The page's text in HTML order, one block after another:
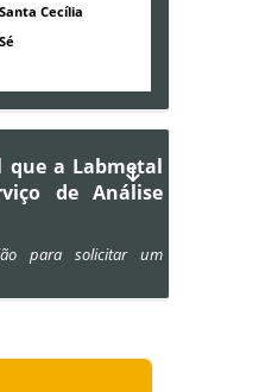
Santa Cecília
Sé
que a Labmetal
de Análise
para solicitar um